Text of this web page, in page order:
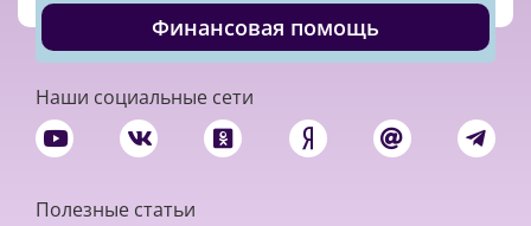
Финансовая помощь
Наши социальные сети
Полезные статьи